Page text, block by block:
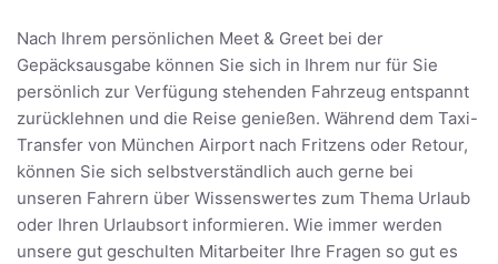
Nach Ihrem persönlichen Meet & Greet bei der
Gepäcksausgabe können Sie sich in Ihrem nur für Sie
persönlich zur Verfügung stehenden Fahrzeug entspannt
zurücklehnen und die Reise genießen. Während dem Taxi-
Transfer von München Airport nach Fritzens oder Retour,
können Sie sich selbstverständlich auch gerne bei
unseren Fahrern über Wissenswertes zum Thema Urlaub
oder Ihren Urlaubsort informieren. Wie immer werden
unsere gut geschulten Mitarbeiter Ihre Fragen so gut es